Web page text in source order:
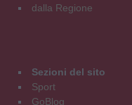
dalla Regione
Sezioni del sito
Sport
GoBlog